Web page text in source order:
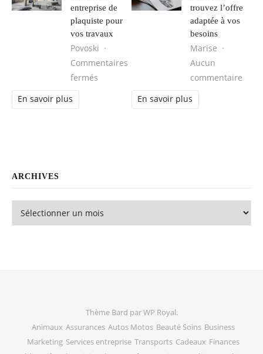
entreprise de
plaquiste pour
vos travaux
Povoski
Commentaires
fermés sur Comment choisir une entreprise de
En savoir plus
trouvez l’offre
adaptée à vos
besoins
Marise
Aucun
commentaire
En savoir plus
ARCHIVES
Archives
Thème Bard parWP Royal.
Animaux Assurances Autos Motos Beauté Soins Business
Marketing Services entreprise Transports Cadeaux Finances